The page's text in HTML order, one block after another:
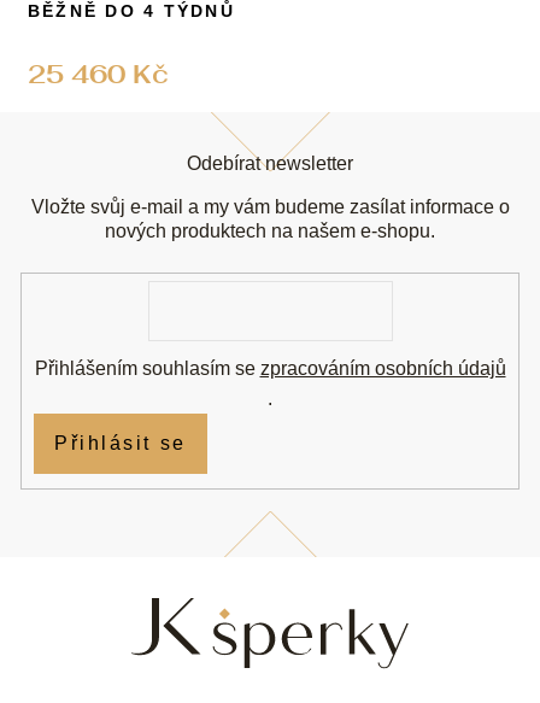
25 460 Kč
BĚŽNĚ DO 4 TÝDNŮ
Odebírat newsletter
Vložte svůj e-mail a my vám budeme zasílat informace o
nových produktech na našem e-shopu.
Přihlášením souhlasím se zpracováním osobních údajů
.
Přihlásit se